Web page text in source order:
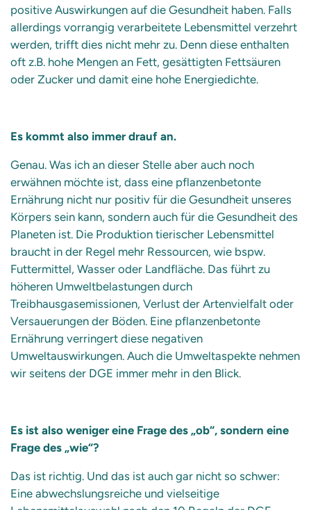
positive Auswirkungen auf die Gesundheit haben. Falls
allerdings vorrangig verarbeitete Lebensmittel verzehrt
werden, trifft dies nicht mehr zu. Denn diese enthalten
oft z.B. hohe Mengen an Fett, gesättigten Fettsäuren
oder Zucker und damit eine hohe Energiedichte.
Es kommt also immer drauf an.
Genau. Was ich an dieser Stelle aber auch noch
erwähnen möchte ist, dass eine pflanzenbetonte
Ernährung nicht nur positiv für die Gesundheit unseres
Körpers sein kann, sondern auch für die Gesundheit des
Planeten ist. Die Produktion tierischer Lebensmittel
braucht in der Regel mehr Ressourcen, wie bspw.
Futtermittel, Wasser oder Landfläche. Das führt zu
höheren Umweltbelastungen durch
Treibhausgasemissionen, Verlust der Artenvielfalt oder
Versauerungen der Böden. Eine pflanzenbetonte
Ernährung verringert diese negativen
Umweltauswirkungen. Auch die Umweltaspekte nehmen
wir seitens der DGE immer mehr in den Blick.
Es ist also weniger eine Frage des „ob“, sondern eine
Frage des „wie“?
Das ist richtig. Und das ist auch gar nicht so schwer:
Eine abwechslungsreiche und vielseitige